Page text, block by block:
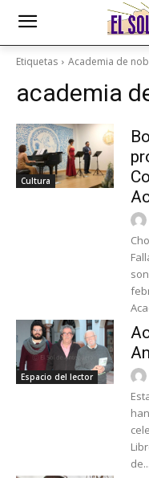
Etiquetas Academia de
academia
Cultura
Espacio del lector
de...